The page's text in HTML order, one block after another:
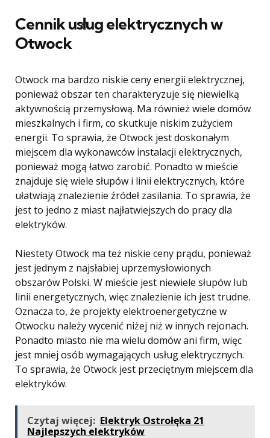
Cennik usług elektrycznych w
Otwock
Otwock ma bardzo niskie ceny energii elektrycznej,
ponieważ obszar ten charakteryzuje się niewielką
aktywnością przemysłową. Ma również wiele domów
mieszkalnych i firm, co skutkuje niskim zużyciem
energii. To sprawia, że ​​Otwock jest doskonałym
miejscem dla wykonawców instalacji elektrycznych,
ponieważ mogą łatwo zarobić. Ponadto w mieście
znajduje się wiele słupów i linii elektrycznych, które
ułatwiają znalezienie źródeł zasilania. To sprawia, że ​​
jest to jedno z miast najłatwiejszych do pracy dla
elektryków.
Niestety Otwock ma też niskie ceny prądu, ponieważ
jest jednym z najsłabiej uprzemysłowionych
obszarów Polski. W mieście jest niewiele słupów lub
linii energetycznych, więc znalezienie ich jest trudne.
Oznacza to, że projekty elektroenergetyczne w
Otwocku należy wycenić niżej niż w innych rejonach.
Ponadto miasto nie ma wielu domów ani firm, więc
jest mniej osób wymagających usług elektrycznych.
To sprawia, że ​​Otwock jest przeciętnym miejscem dla
elektryków.
Czytaj więcej: Elektryk Ostrołęka 21
Najlepszych elektryków